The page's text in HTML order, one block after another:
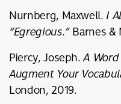
Nurnberg, Maxwell.I
“Egregious.”Barnes &
Piercy, Joseph.A
Augment Your
London, 2019.